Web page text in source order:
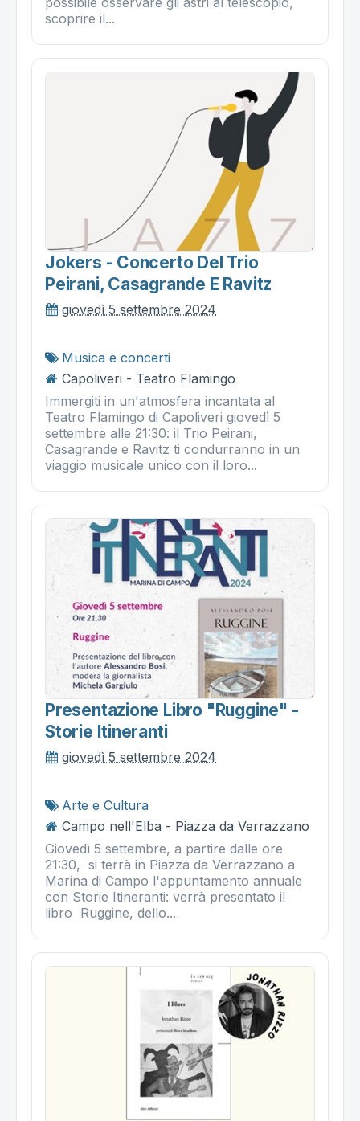
scoprire il...
Jokers - Concerto Del Trio
Peirani, Casagrande E Ravitz
giovedì 5 settembre 2024
Musica e concerti
Capoliveri - Teatro Flamingo
Immergiti in un'atmosfera incantata al
Teatro Flamingo di Capoliveri giovedì 5
settembre alle 21:30: il Trio Peirani,
Casagrande e Ravitz ti condurranno in un
viaggio musicale unico con il loro...
Presentazione Libro "ruggine" -
Storie Itineranti
giovedì 5 settembre 2024
Arte e Cultura
Campo nell'Elba - Piazza da Verrazzano
Giovedì 5 settembre, a partire dalle ore
21:30, si terrà in Piazza da Verrazzano a
Marina di Campo l'appuntamento annuale
con Storie Itineranti: verrà presentato il
libro Ruggine, dello...